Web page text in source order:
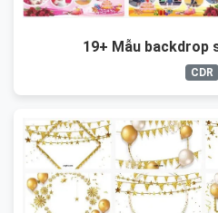
19+ Mẫu backdrop
CDR